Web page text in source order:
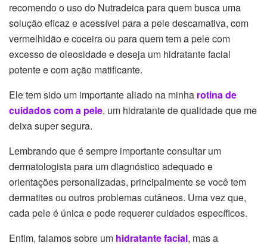
recomendo o uso do Nutradeica para quem busca uma
solução eficaz e acessível para a pele descamativa, com
vermelhidão e coceira ou para quem tem a pele com
excesso de oleosidade e deseja um hidratante facial
potente e com ação matificante.
Ele tem sido um importante aliado na minha rotina de
cuidados com a pele, um hidratante de qualidade que me
deixa super segura.
Lembrando que é sempre importante consultar um
dermatologista para um diagnóstico adequado e
orientações personalizadas, principalmente se você tem
dermatites ou outros problemas cutâneos. Uma vez que,
cada pele é única e pode requerer cuidados específicos.
Enfim, falamos sobre um hidratante facial, mas a